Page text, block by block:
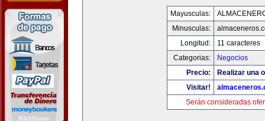
Mayusculas:
Minusculas:
Longitud:
11 caracteres
Categorias:
Negocios
Precio:
Realizar una
Visitar!
Serán consideradas